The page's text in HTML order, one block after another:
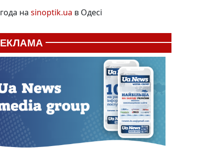
на sinoptik.ua в Одесі